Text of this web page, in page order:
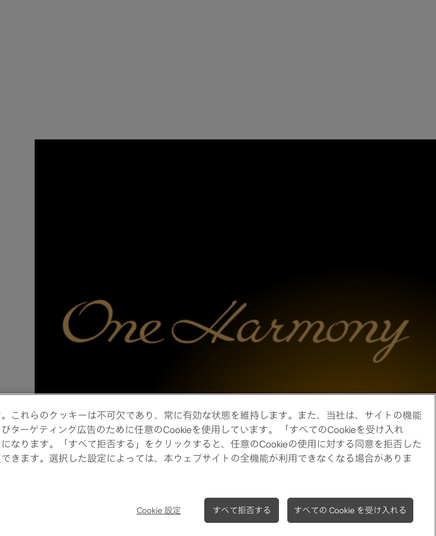
れらのクッキーは不可欠であり、常に有効な状態を維持します。また、当社は、サイトの機能
ーゲティング広告のために任意のCookieを使用しています。 「すべてのCookieを受け入れ
ります。「すべて拒否する」をクリックすると、任意のCookieの使用に対する同意を拒否した
きます。選択した設定によっては、本ウェブサイトの全機能が利用できなくなる場合がありま
Cookie 設定 すべて拒否する すべての Cookie を受け入れる